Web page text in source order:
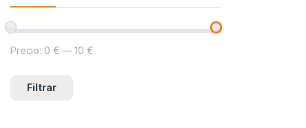
Precio mínimo
Precio máximo
Filtrar
Precio: 0 € —10 €